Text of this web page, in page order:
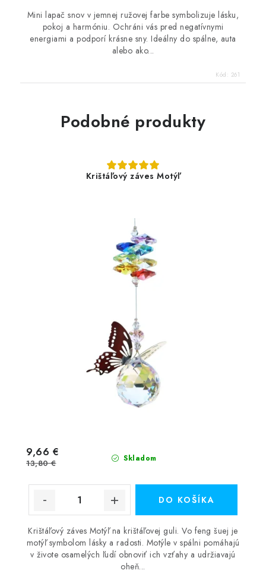
Mini lapač snov v jemnej ružovej farbe symbolizuje lásku,
pokoj a harmóniu. Ochráni vás pred negatívnymi
energiami a podporí krásne sny. Ideálny do spálne, auta
alebo ako...
Kód: 261
Podobné produkty
Krištáľový záves Motýľ
Skladom
9,66 €
13,80 €
DO KOŠÍKA
Krištáľový záves Motýľ na krištáľovej guli. Vo feng šuej je
motýľ symbolom lásky a radosti. Motýle v spálni pomáhajú
v živote osamelých ľudí obnoviť ich vzťahy a udržiavajú
oheň...